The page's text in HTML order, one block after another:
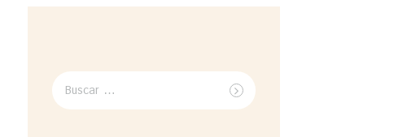
Buscar
por: